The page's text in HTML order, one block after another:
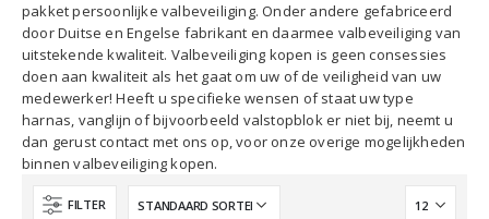
pakket persoonlijke valbeveiliging. Onder andere gefabriceerd
door Duitse en Engelse fabrikant en daarmee valbeveiliging van
uitstekende kwaliteit. Valbeveiliging kopen is geen consessies
doen aan kwaliteit als het gaat om uw of de veiligheid van uw
medewerker! Heeft u specifieke wensen of staat uw type
harnas, vanglijn of bijvoorbeeld valstopblok er niet bij, neemt u
dan gerust contact met ons op, voor onze overige mogelijkheden
binnen valbeveiliging kopen.
FILTER